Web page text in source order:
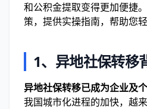
和公积金提取变得更加便捷
策，提供实操指南，帮助您轻
1、异地社保转移
异地社保转移已成为企业及
我国城市化进程的加快，越